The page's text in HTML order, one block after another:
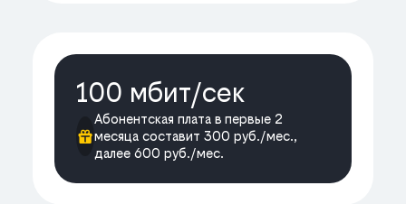
100 мбит/cек
Абонентская плата в первые 2
месяца составит 300 руб./мес.,
далее 600 руб./мес.